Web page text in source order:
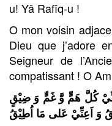
u! Yâ Rafîq-u !
O mon voisin
Dieu que j’adore
Seigneur de
compatissant ! O
كُلَّ هَمٍّ وَّ غَمٍّ وَ ضِيْقٍ
وَ اَعِنِّيْ عَلى مَا اُطِيْقُ